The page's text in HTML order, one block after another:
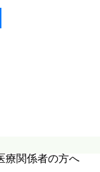
療関係者の方へ